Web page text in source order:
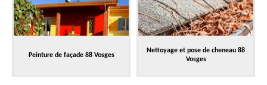
Peinture de façade 88 Vosges
Nettoyage et pose de cheneau 88
Vosges